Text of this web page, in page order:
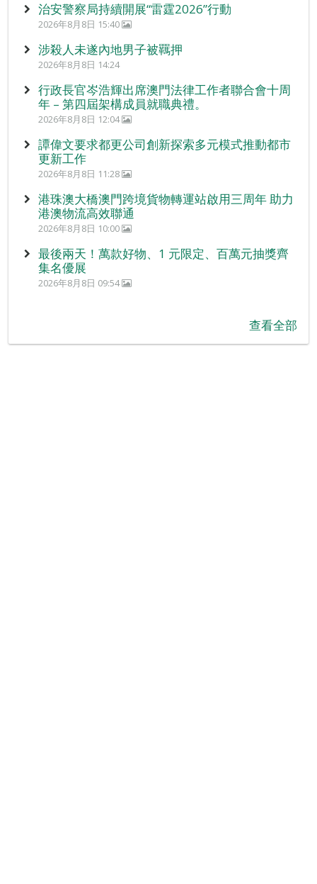
治安警察局持續開展“雷霆2026”行動
2026年8月8日 15:40
涉殺人未遂內地男子被羈押
2026年8月8日 14:24
行政長官岑浩輝出席澳門法律工作者聯合會十周
年 – 第四屆架構成員就職典禮。
2026年8月8日 12:04
譚偉文要求都更公司創新探索多元模式推動都市
更新工作
2026年8月8日 11:28
港珠澳大橋澳門跨境貨物轉運站啟用三周年 助力
港澳物流高效聯通
2026年8月8日 10:00
最後兩天！萬款好物、1 元限定、百萬元抽獎齊
集名優展
2026年8月8日 09:54
查看全部